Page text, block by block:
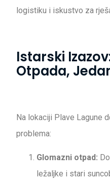
logistiku i iskustvo za
Istarski
Otpada,
Na lokaciji Plave Lagune
problema:
Glomazni otpad:
ležaljke i stari